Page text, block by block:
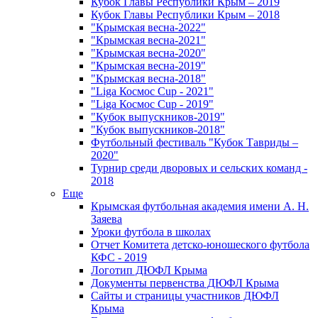
Кубок Главы Республики Крым – 2018
"Крымская весна-2022"
"Крымская весна-2021"
"Крымская весна-2020"
"Крымская весна-2019"
"Крымская весна-2018"
"Liga Космос Cup - 2021"
"Liga Космос Cup - 2019"
"Кубок выпускников-2019"
"Кубок выпускников-2018"
Футбольный фестиваль "Кубок Тавриды –
2020"
Турнир среди дворовых и сельских команд -
2018
Еще
Крымская футбольная академия имени А. Н.
Заяева
Уроки футбола в школах
Отчет Комитета детско-юношеского футбола
КФС - 2019
Логотип ДЮФЛ Крыма
Документы первенства ДЮФЛ Крыма
Сайты и страницы участников ДЮФЛ
Крыма